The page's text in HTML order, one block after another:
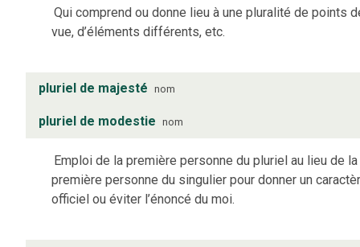
Qui comprend ou donne lieu à une pluralité de points
vue, d’éléments différents, etc.
pluriel de majesté nom
pluriel de modestie nom
Emploi de la première personne du pluriel au lieu de la
première personne du singulier pour donner un
officiel ou éviter l’énoncé du moi.